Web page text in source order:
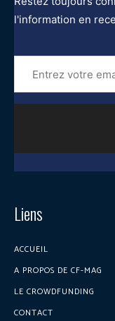
l'information en
Entrez
votre
email
Liens
ACCUEIL
A PROPOS DE CF-MAG
LE CROWDFUNDING
CONTACT